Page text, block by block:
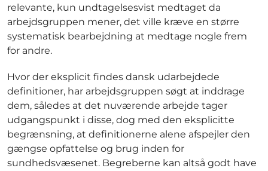
relevante, kun undtagelsesvist medtaget da
arbejdsgruppen mener, det ville kræve en større
systematisk bearbejdning at medtage nogle frem
for andre.
Hvor der eksplicit findes dansk udarbejdede
definitioner, har arbejdsgruppen søgt at inddrage
dem, således at det nuværende arbejde tager
udgangspunkt i disse, dog med den eksplicitte
begrænsning, at definitionerne alene afspejler den
gængse opfattelse og brug inden for
sundhedsvæsenet. Begreberne kan altså godt have